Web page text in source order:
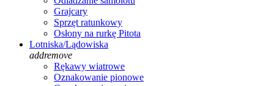
Grajcary
Sprzęt ratunkowy
Osłony na rurkę Pitota
Lotniska/Lądowiska
addremove
Rękawy wiatrowe
Oznakowanie pionowe